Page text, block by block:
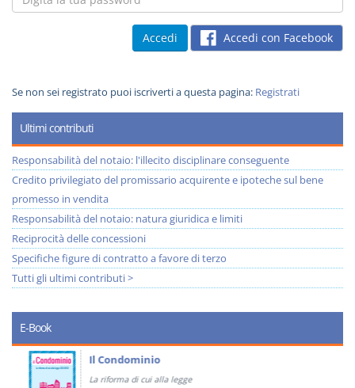
Accedi con Facebook
Se non sei registrato puoi iscriverti a questa pagina: Registrati
Ultimi contributi
Responsabilità del notaio: l'illecito disciplinare conseguente
Credito privilegiato del promissario acquirente e ipoteche sul bene
promesso in vendita
Responsabilità del notaio: natura giuridica e limiti
Reciprocità delle concessioni
Specifiche figure di contratto a favore di terzo
Tutti gli ultimi contributi >
E-Book
Il Condominio
La riforma di cui alla legge